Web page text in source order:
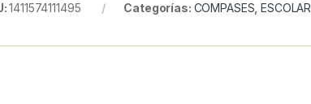
1411574111495 Categorías: COMPASES ,ESCOLAR